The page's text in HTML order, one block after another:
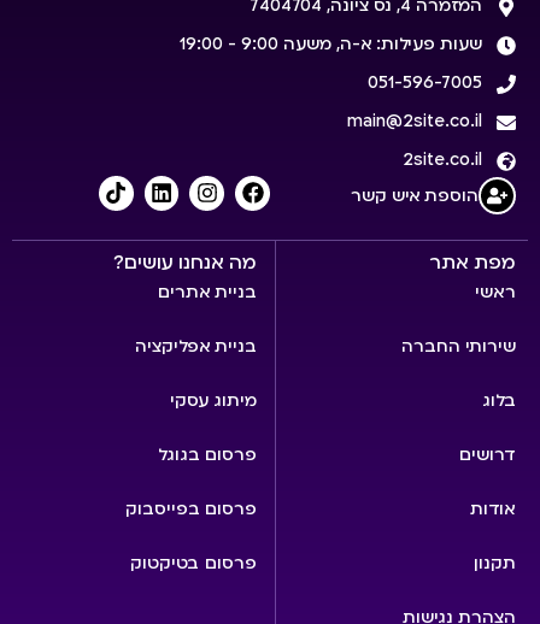
מפת אתר
ראשי
שירותי החברה
בלוג
דרושים
אודות
תקנון
הצהרת נגישות
מה אנחנו עושים?
בניית אתרים
בניית אפליקציה
מיתוג עסקי
פרסום בגוגל
פרסום בפייסבוק
פרסום בטיקטוק
המזמרה 4, נס ציונה, 7404704
שעות פעילות: א-ה, משעה 9:00 - 19:00
051-596-7005
main@2site.co.il
2site.co.il
הוספת איש קשר